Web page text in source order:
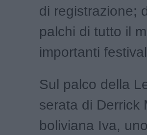
di registrazione;
palchi di tutto il
importanti
Sul palco della
serata di Derrick
boliviana Iva,